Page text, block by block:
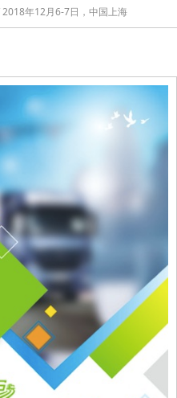
年12月6-7日，中国上海